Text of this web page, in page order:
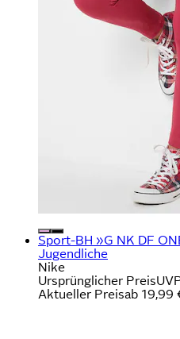
Sport-BH »G NK DF
Jugendliche
Nike
Ursprünglicher Preis
Aktueller Preisab 19,99